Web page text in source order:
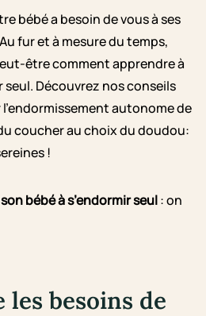
bébé a besoin de vous à ses
fur et à mesure du temps,
être comment apprendre à
seul. Découvrez nos conseils
autonome de
coucher au choix du doudou:
!
bébé à s’endormir seul: on
besoins de